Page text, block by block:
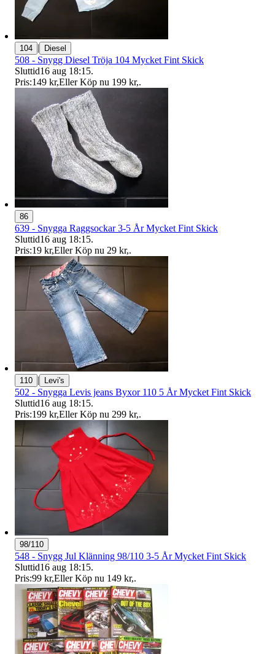
104 | Diesel
508 - Snygg Diesel Tröja 104 Mycket Fint Skick
Sluttid16 aug 18:15.
Pris:149 kr,Eller Köp nu 199 kr,.
86
639 - Snygga Raggsockar 3-5 År Mycket Fint Skick
Sluttid16 aug 18:15.
Pris:19 kr,Eller Köp nu 29 kr,.
110 | Levi's
502 - Snygga Levis jeans Byxor 110 5 År Mycket Fint Skick
Sluttid16 aug 18:15.
Pris:199 kr,Eller Köp nu 299 kr,.
98/110
548 - Snygg Jul Klänning 98/110 3-5 År Mycket Fint Skick
Sluttid16 aug 18:15.
Pris:99 kr,Eller Köp nu 149 kr,.